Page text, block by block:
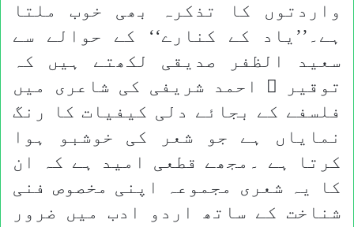
واردتوں کا تذکرہ بھی خوب ملتا
ہے۔’’یاد کے کنارے‘‘ کے حوالے سے
سعید الظفر صدیقی لکھتے ہیں کہ
توقیر ؔ احمد شریفی کی شاعری میں
فلسفے کے بجائے دلی کیفیات کا رنگ
نمایاں ہے جو شعر کی خوشبو ہوا
کرتا ہے ۔مجھے قطعی امید ہے کہ ان
کا یہ شعری مجموعہ اپنی مخصوص فنی
شناخت کے ساتھ اردو ادب میں ضرور